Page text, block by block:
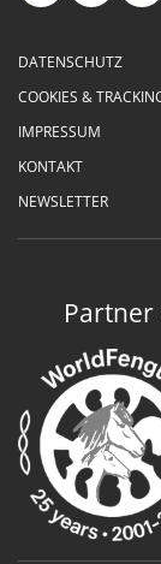
DATENSCHUTZ
COOKIES &
IMPRESSUM
KONTAKT
NEWSLETTER
Partner